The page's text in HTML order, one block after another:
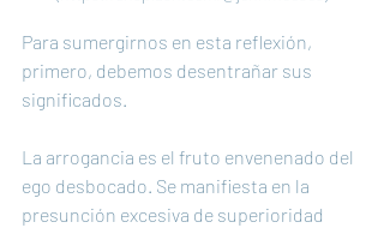
Para sumergirnos en esta reflexión,
primero, debemos desentrañar sus
significados.
La arrogancia es el fruto envenenado del
ego desbocado. Se manifiesta en la
presunción excesiva de superioridad